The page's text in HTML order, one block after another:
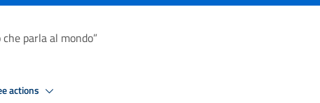
parla al mondo”
actions